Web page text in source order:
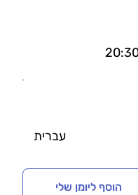
עברית
הוסף ליומן שלי